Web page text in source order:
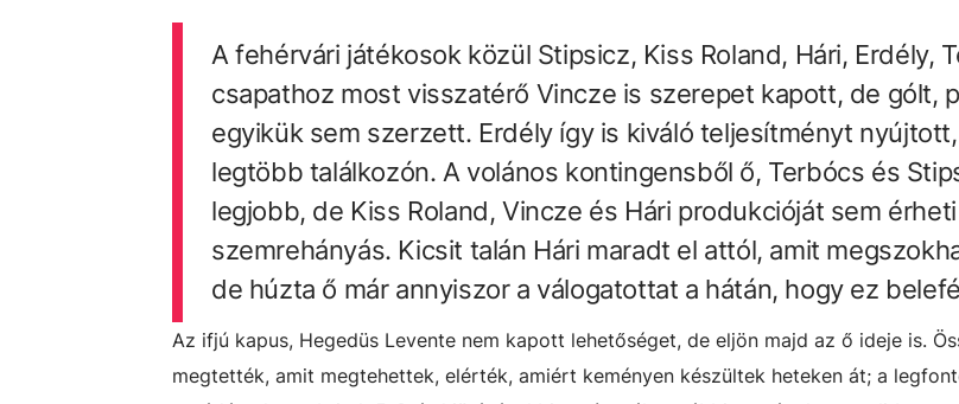
A fehérvári játékosok közül Stipsicz, Kiss Roland, Hári, Erdély,
csapathoz most visszatérő Vincze is szerepet kapott, de gólt,
egyikük sem szerzett. Erdély így is kiváló teljesítményt
legtöbb találkozón. A volános kontingensből ő, Terbócs és
legjobb, de Kiss Roland, Vincze és Hári produkcióját sem érheti
szemrehányás. Kicsit talán Hári maradt el attól, amit
de húzta ő már annyiszor a válogatottat a hátán, hogy ez
Az ifjú kapus, Hegedüs Levente nem kapott lehetőséget, de eljön majd az ő ideje is.
megtették, amit megtehettek, elérték, amiért keményen készültek heteken át; a